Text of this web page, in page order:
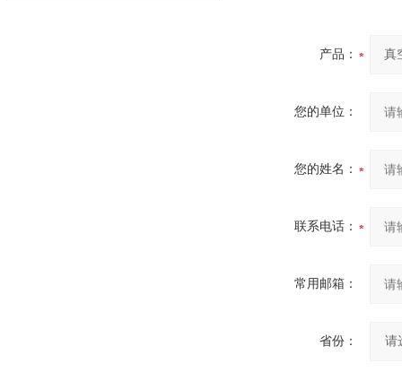
产品：
您的单位：
您的姓名：
联系电话：
常用邮箱：
省份：